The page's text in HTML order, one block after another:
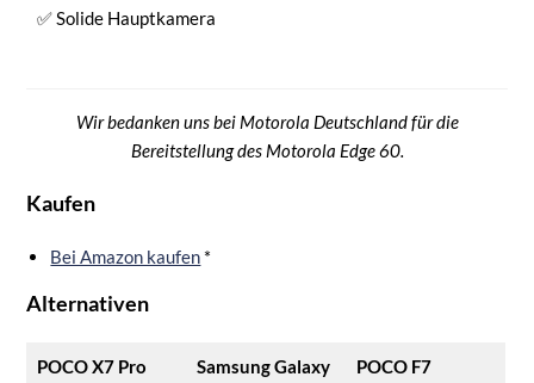
✅ Solide Hauptkamera
Wir bedanken uns bei Motorola Deutschland für die
Bereitstellung des Motorola Edge 60.
Kaufen
Bei Amazon kaufen *
Alternativen
POCO X7 Pro
Samsung Galaxy
POCO F7